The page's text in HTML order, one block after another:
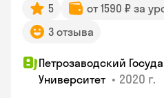
5 от 1590 ₽ за
3 отзыва
Петрозаводский
Университет • 2020 г.